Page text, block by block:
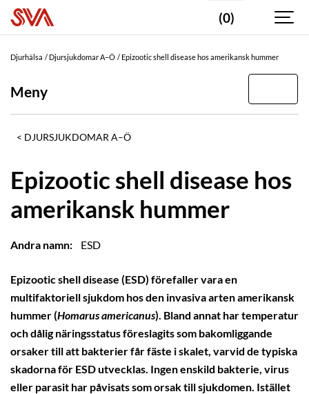
(0)
Djurhälsa Djursjukdomar A–Ö Epizootic shell disease hos amerikansk hummer
Meny
DJURSJUKDOMAR A–Ö
Epizootic shell disease hos
amerikansk hummer
Andra namn: ESD
Epizootic shell disease (ESD) förefaller vara en
multifaktoriell sjukdom hos den invasiva arten amerikansk
hummer (Homarus americanus). Bland annat har temperatur
och dålig näringsstatus föreslagits som bakomliggande
orsaker till att bakterier får fäste i skalet, varvid de typiska
skadorna för ESD utvecklas. Ingen enskild bakterie, virus
eller parasit har påvisats som orsak till sjukdomen. Istället